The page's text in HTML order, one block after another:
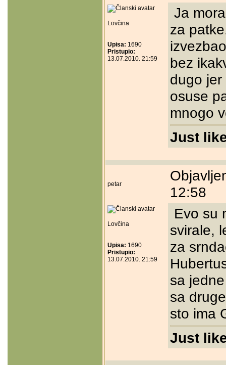
Lovčina
Upisa: 1690
Pristupio:
13.07.2010. 21:59
Ja
za
bez
dugo
osuse
mnogo
Just
petar
12:58
Lovčina
Upisa: 1690
Pristupio:
13.07.2010. 21:59
Evo su
svirale,
za
sa
sa
sto ima
Just